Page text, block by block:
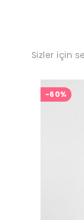
Sizler için
-60%